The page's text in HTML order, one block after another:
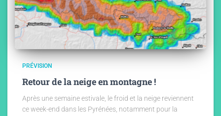
PRÉVISION
Retour de la neige en montagne !
Après une semaine estivale, le froid et la neige reviennent
ce week-end dans les Pyrénées, notamment pour la